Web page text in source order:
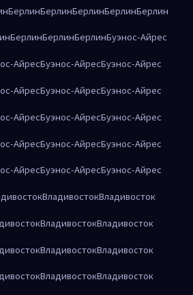
БерлинБерлинБерлинБерлинБерлин
БерлинБерлинБерлинБуэнос-Айрес
АйресБуэнос-АйресБуэнос-Айрес
АйресБуэнос-АйресБуэнос-Айрес
АйресБуэнос-АйресБуэнос-Айрес
АйресБуэнос-АйресБуэнос-Айрес
АйресБуэнос-АйресБуэнос-Айрес
ВладивостокВладивосток
ВладивостокВладивосток
ВладивостокВладивосток
ВладивостокВладивосток